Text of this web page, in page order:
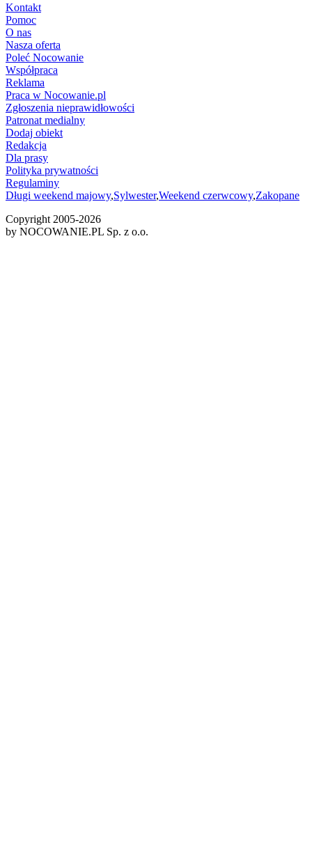
Kontakt
Pomoc
O nas
Nasza oferta
Poleć Nocowanie
Współpraca
Reklama
Praca w Nocowanie.pl
Zgłoszenia nieprawidłowości
Patronat medialny
Dodaj obiekt
Redakcja
Dla prasy
Polityka prywatności
Regulaminy
Długi weekend majowy,Sylwester,Weekend czerwcowy,Zakopane
Copyright 2005-2026
by NOCOWANIE.PL Sp. z o.o.